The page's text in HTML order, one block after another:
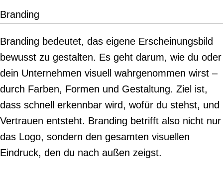
Branding
Branding bedeutet, das eigene Erscheinungsbild
bewusst zu gestalten. Es geht darum, wie du oder
dein Unternehmen visuell wahrgenommen wirst –
durch Farben, Formen und Gestaltung. Ziel ist,
dass schnell erkennbar wird, wofür du stehst, und
Vertrauen entsteht. Branding betrifft also nicht nur
das Logo, sondern den gesamten visuellen
Eindruck, den du nach außen zeigst.